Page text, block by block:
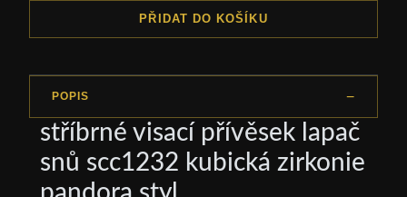
PŘIDAT DO KOŠÍKU
POPIS
stříbrné visací přívěsek lapač
snů scc1232 kubická zirkonie